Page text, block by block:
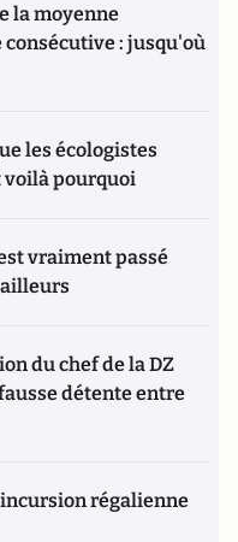
la moyenne
consécutive : jusqu'où
les écologistes
voilà pourquoi
vraiment passé
du chef de la DZ
détente entre
régalienne